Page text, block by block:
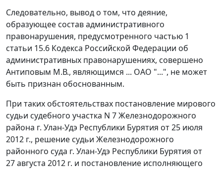
Следовательно, вывод о том, что деяние,
образующее состав административного
правонарушения, предусмотренного частью 1
статьи 15.6 Кодекса Российской Федерации об
административных правонарушениях, совершено
Антиповым М.В., являющимся ... ОАО "...", не может
быть признан обоснованным.
При таких обстоятельствах постановление мирового
судьи судебного участка N 7 Железнодорожного
района г. Улан-Удэ Республики Бурятия от 25 июля
2012 г., решение судьи Железнодорожного
районного суда г. Улан-Удэ Республики Бурятия от
27 августа 2012 г. и постановление исполняющего